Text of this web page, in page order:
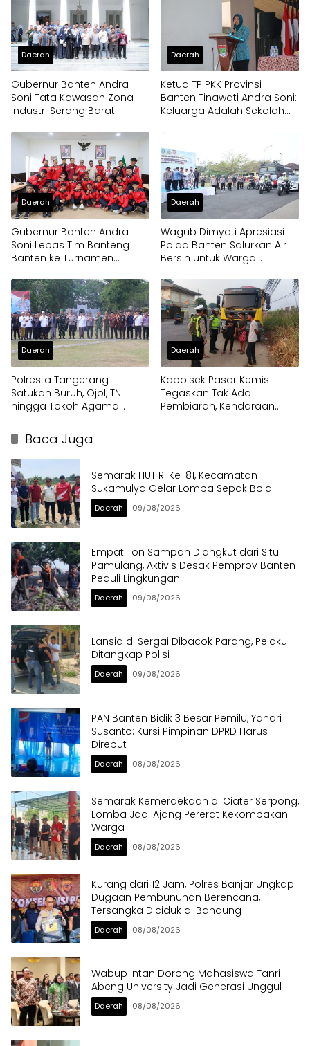
Daerah
Gubernur Banten Andra
Soni Tata Kawasan Zona
Industri Serang Barat
Daerah
Ketua TP PKK Provinsi
Banten Tinawati Andra Soni:
Keluarga Adalah Sekolah
Daerah
Gubernur Banten Andra
Soni Lepas Tim Banteng
Banten ke Turnamen
Daerah
Wagub Dimyati Apresiasi
Polda Banten Salurkan Air
Bersih untuk Warga
Daerah
Polresta Tangerang
Satukan Buruh, Ojol, TNI
hingga Tokoh Agama
Daerah
Kapolsek Pasar Kemis
Tegaskan Tak Ada
Pembiaran, Kendaraan
Baca Juga
Semarak HUT RI Ke-81, Kecamatan
Sukamulya Gelar Lomba Sepak Bola
Daerah 09/08/2026
Empat Ton Sampah Diangkut dari Situ
Pamulang, Aktivis Desak Pemprov Banten
Peduli Lingkungan
Daerah 09/08/2026
Lansia di Sergai Dibacok Parang, Pelaku
Ditangkap Polisi
Daerah 09/08/2026
PAN Banten Bidik 3 Besar Pemilu, Yandri
Susanto: Kursi Pimpinan DPRD Harus
Direbut
Daerah 08/08/2026
Semarak Kemerdekaan di Ciater Serpong,
Lomba Jadi Ajang Pererat Kekompakan
Warga
Daerah 08/08/2026
Kurang dari 12 Jam, Polres Banjar Ungkap
Dugaan Pembunuhan Berencana,
Tersangka Diciduk di Bandung
Daerah 08/08/2026
Wabup Intan Dorong Mahasiswa Tanri
Abeng University Jadi Generasi Unggul
Daerah 08/08/2026